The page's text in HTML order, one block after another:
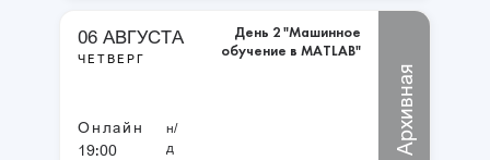
06 АВГУСТА
ЧЕТВЕРГ
День 2 "Машинное
обучение в MATLAB"
Онлайн
19:00
н/
д
Архивная